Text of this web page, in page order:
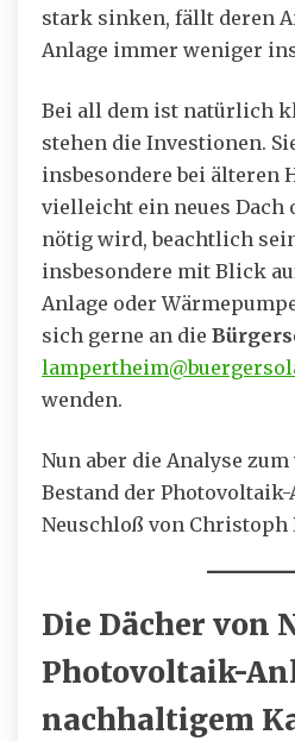
stark sinken, fällt deren
Anlage immer weniger
Bei all dem ist natürlich
stehen die Investionen.
insbesondere bei älteren
vielleicht ein neues Dach
nötig wird, beachtlich
insbesondere mit Blick
Anlage oder
sich gerne an die
wenden.
Nun aber die Analyse
Bestand der
Neuschloß von Christoph
Die Dächer von
Photovoltaik-
nachhaltigem